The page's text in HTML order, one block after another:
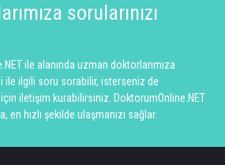
sorularınızı
ile alanında uzman doktorlarımıza
ile ilgili soru sorabilir, isterseniz de
iletişim kurabilirsiniz. DoktorumOnline.NET
hızlı şekilde ulaşmanızı sağlar.